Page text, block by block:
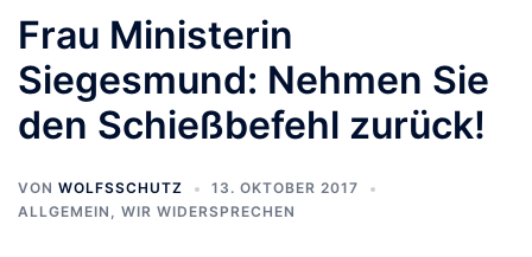
Frau Ministerin
Siegesmund: Nehmen Sie
den Schießbefehl zurück!
VON WOLFSSCHUTZ
13. OKTOBER 2017
ALLGEMEIN , WIR WIDERSPRECHEN